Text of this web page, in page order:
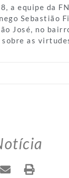
a equipe da
Sebastião
José, no
as